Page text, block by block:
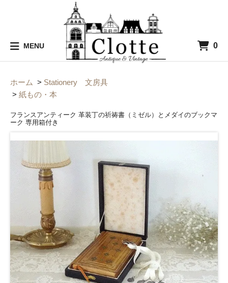
MENU 0
ホーム > Stationery 文房具
> 紙もの・本
フランスアンティーク 革装丁の祈祷書（ミゼル）とメダイのブックマ
ーク 専用箱付き